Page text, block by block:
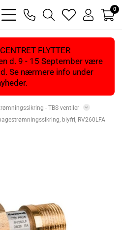
bars
light
phone
magnifying
glass
heart
light
user
light
0
FLYTTER
d. 9 - 15 September være
Se nærmere info under
- TBS ventiler
blyfri, RV260LFA